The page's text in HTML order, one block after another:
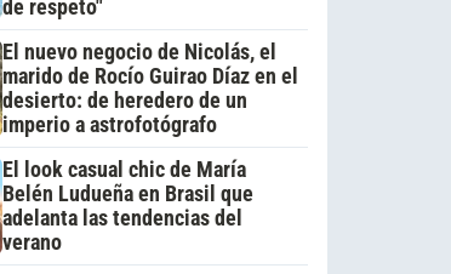
de respeto"
El nuevo negocio de Nicolás, el
marido de Rocío Guirao Díaz en el
desierto: de heredero de un
imperio a astrofotógrafo
El look casual chic de María
Belén Ludueña en Brasil que
adelanta las tendencias del
verano